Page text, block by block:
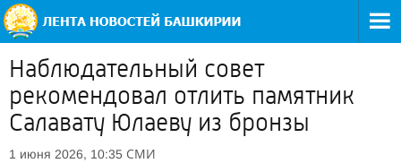
Наблюдательный совет
рекомендовал отлить памятник
Салавату Юлаеву из бронзы
1 июня 2026, 10:35 СМИ